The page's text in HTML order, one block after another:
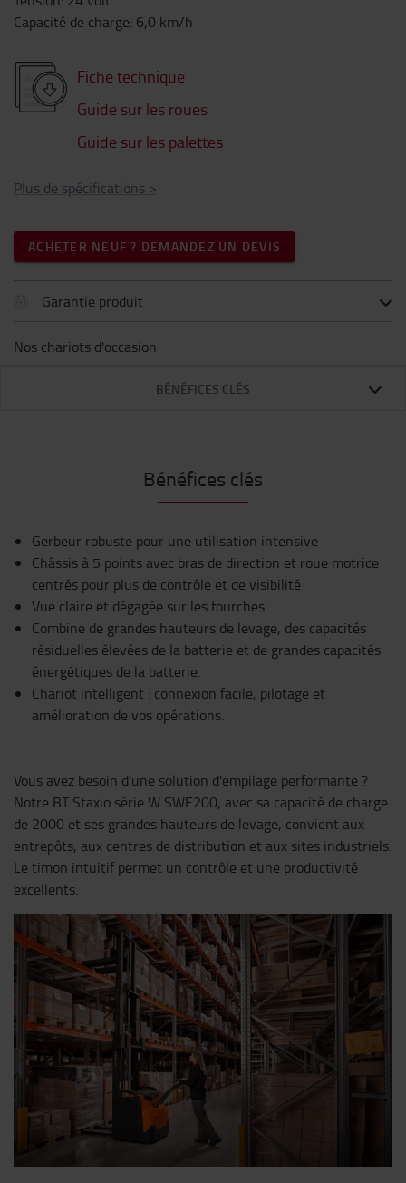
Capacité de charge: 6,0 km/h
Fiche technique
Guide sur les roues
Guide sur les palettes
Plus de spécifications >
ACHETER NEUF ? DEMANDEZ UN DEVIS
Garantie produit
Nos chariots d'occasion
BÉNÉFICES CLÉS
Bénéfices clés
Gerbeur robuste pour une utilisation intensive
Châssis à 5 points avec bras de direction et roue motrice
centrés pour plus de contrôle et de visibilité
Vue claire et dégagée sur les fourches
Combine de grandes hauteurs de levage, des capacités
résiduelles élevées de la batterie et de grandes capacités
énergétiques de la batterie.
Chariot intelligent : connexion facile, pilotage et
amélioration de vos opérations.
Vous avez besoin d'une solution d'empilage performante ?
Notre BT Staxio série W SWE200, avec sa capacité de charge
de 2000 et ses grandes hauteurs de levage, convient aux
entrepôts, aux centres de distribution et aux sites industriels.
Le timon intuitif permet un contrôle et une productivité
excellents.